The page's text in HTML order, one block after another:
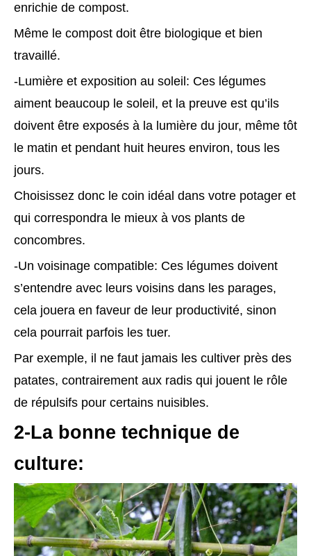
enrichie de compost.
Même le compost doit être biologique et bien
travaillé.
-Lumière et exposition au soleil: Ces légumes
aiment beaucoup le soleil, et la preuve est qu’ils
doivent être exposés à la lumière du jour, même tôt
le matin et pendant huit heures environ, tous les
jours.
Choisissez donc le coin idéal dans votre potager et
qui correspondra le mieux à vos plants de
concombres.
-Un voisinage compatible: Ces légumes doivent
s’entendre avec leurs voisins dans les parages,
cela jouera en faveur de leur productivité, sinon
cela pourrait parfois les tuer.
Par exemple, il ne faut jamais les cultiver près des
patates, contrairement aux radis qui jouent le rôle
de répulsifs pour certains nuisibles.
2-La bonne technique de
culture: